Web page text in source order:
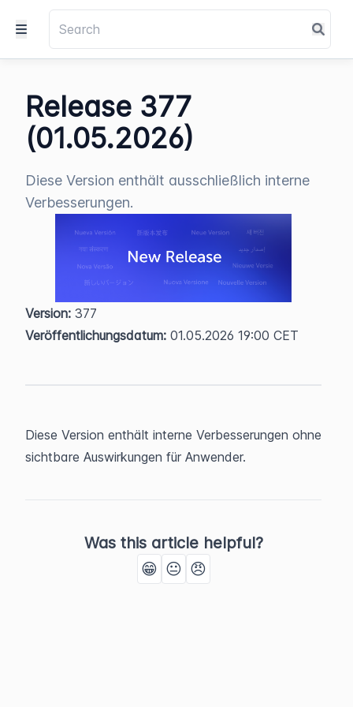
Release 377
(01.05.2026)
Diese Version enthält ausschließlich interne
Verbesserungen.
Version: 377
Veröffentlichungsdatum: 01.05.2026 19:00 CET
Diese Version enthält interne Verbesserungen ohne
sichtbare Auswirkungen für Anwender.
Was this article helpful?
😁 😐 😠